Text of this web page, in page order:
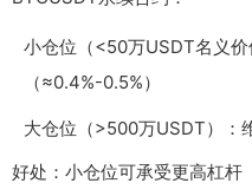
小仓位（<50万USDT名义
（≈0.4%-0.5%）
大仓位（>500万USDT）：
好处：小仓位可承受更高杠杆